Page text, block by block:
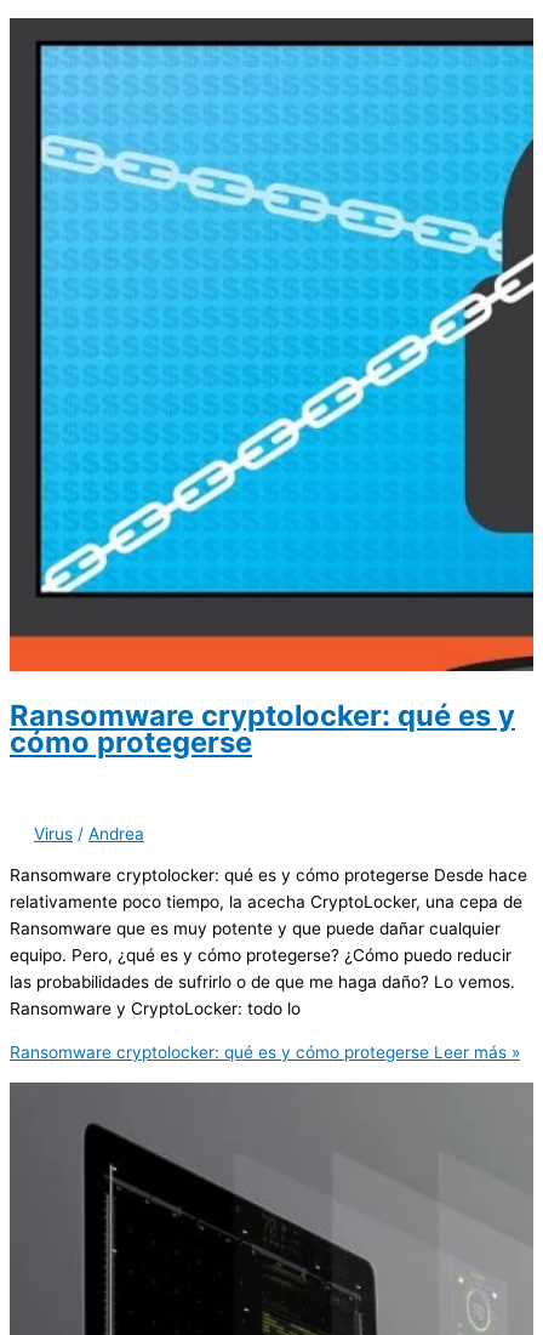
Ransomware cryptolocker: qué es y
cómo protegerse
Virus / Andrea
Ransomware cryptolocker: qué es y cómo protegerse Desde hace
relativamente poco tiempo, la acecha CryptoLocker, una cepa de
Ransomware que es muy potente y que puede dañar cualquier
equipo. Pero, ¿qué es y cómo protegerse? ¿Cómo puedo reducir
las probabilidades de sufrirlo o de que me haga daño? Lo vemos.
Ransomware y CryptoLocker: todo lo
Ransomware cryptolocker: qué es y cómo protegerse Leer más »